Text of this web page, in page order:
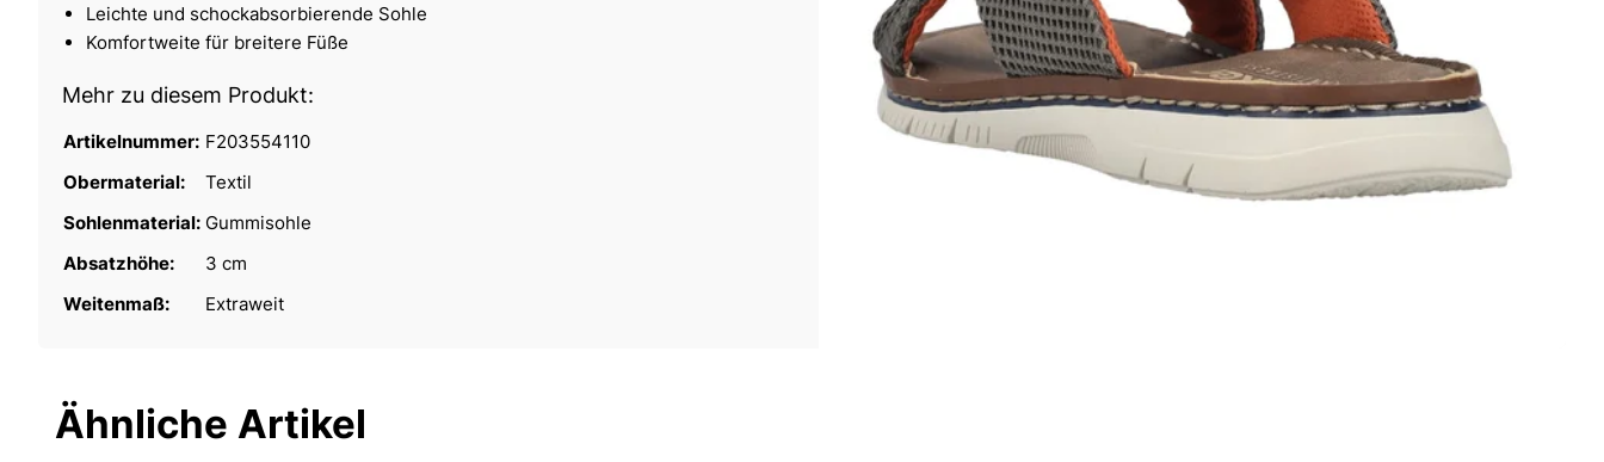
Leichte und schockabsorbierende Sohle
Komfortweite für breitere Füße
Mehr zu diesem Produkt:
Artikelnummer: F203554110
Obermaterial:
Textil
Sohlenmaterial: Gummisohle
Absatzhöhe:
3 cm
Weitenmaß:
Extraweit
Ähnliche Artikel